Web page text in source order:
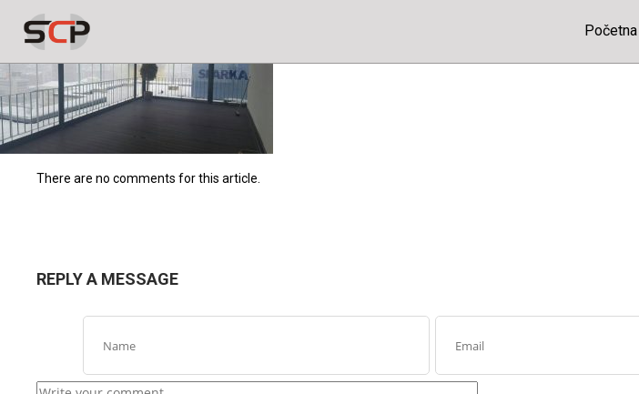
Početna
There are no comments for this article.
REPLY A MESSAGE